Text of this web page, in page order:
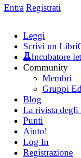
Entra Registrati
Leggi
Scrivi un
Incubatore
Community
Membri
Gruppi
Blog
La rivista degli
Punti
Aiuto!
Log In
Registrazione